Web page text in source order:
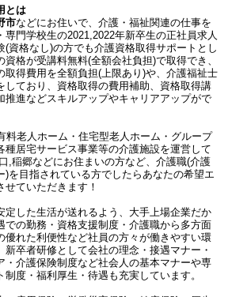
とは
市などにお住いで、介護・福祉関連の仕事を
専門学校生の2021,2022年新卒生の正社員求人
(資格なし)の方でも介護資格取得サポートとし
格が受講料無料(全額会社負担)で取得でき、
取得費用を全額負担(上限あり)や、介護福祉士
しており、資格取得の費用補助、資格取得講
推進などスキルアップやキャリアアップがで
料老人ホーム・住宅型老人ホーム・グループ
種居宅サービス事業等の介護施設を運営して
,稲郷などにお住まいの方など、介護職(介護
)を目指されている方でしたらあなたの希望エ
せていただきます！
定した生活が送れるよう、大手上場企業だか
での勤務・資格支援制度・介護職から多方面
優れた利便性など社員の方々が働きやすい環
卒者研修として会社の理念・接遇マナー・
・介護保険制度など社会人の基本マナーや専
度・福利厚生・待遇も充実しています。